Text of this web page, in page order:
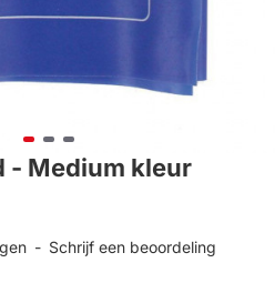
- Medium kleur
- Schrijf een beoordeling